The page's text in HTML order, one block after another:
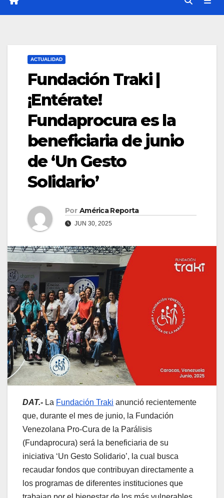
ACTUALIDAD
Fundación Traki |
¡Entérate!
Fundaprocura es la
beneficiaria de junio
de ‘Un Gesto
Solidario’
Por América Reporta
JUN 30, 2025
DAT.- La Fundación Traki anunció recientemente
que, durante el mes de junio, la Fundación
Venezolana Pro-Cura de la Parálisis
(Fundaprocura) será la beneficiaria de su
iniciativa ‘Un Gesto Solidario’, la cual busca
recaudar fondos que contribuyan directamente a
los programas de diferentes instituciones que